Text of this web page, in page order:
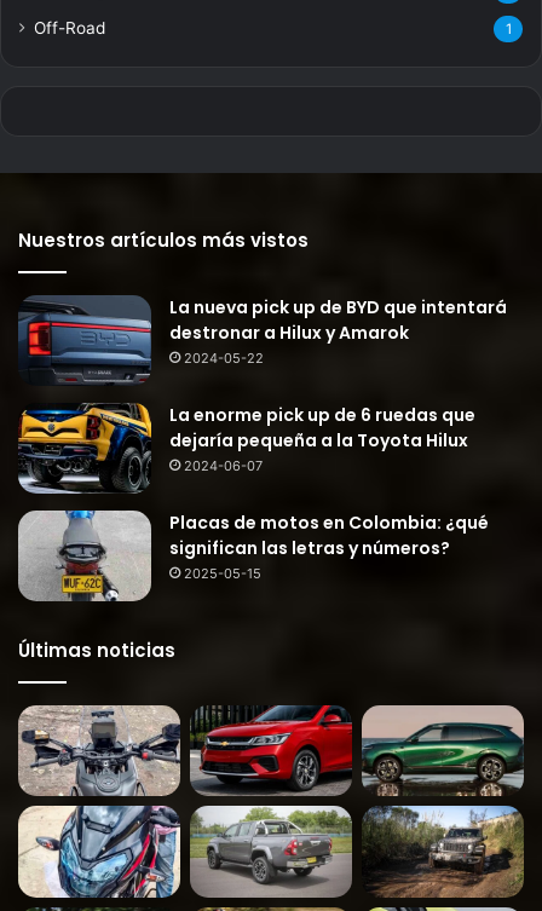
Off-Road 1
Nuestros artículos más vistos
La nueva pick up de BYD que intentará
destronar a Hilux y Amarok
2024-05-22
La enorme pick up de 6 ruedas que
dejaría pequeña a la Toyota Hilux
2024-06-07
Placas de motos en Colombia: ¿qué
significan las letras y números?
2025-05-15
Últimas noticias